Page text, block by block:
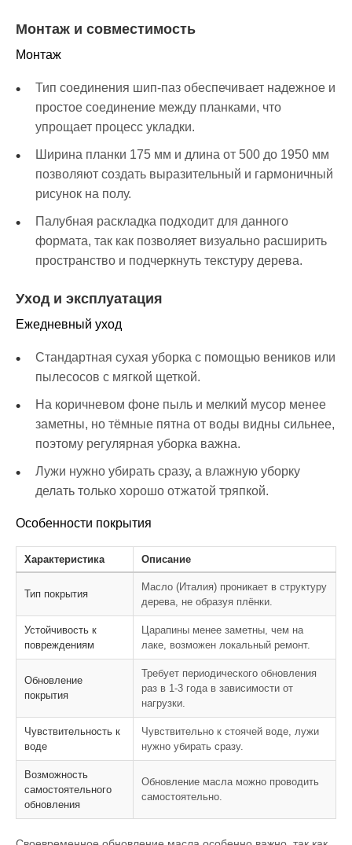
Монтаж и совместимость
Монтаж
Тип соединения шип-паз обеспечивает надежное и
простое соединение между планками, что
упрощает процесс укладки.
Ширина планки 175 мм и длина от 500 до 1950 мм
позволяют создать выразительный и гармоничный
рисунок на полу.
Палубная раскладка подходит для данного
формата, так как позволяет визуально расширить
пространство и подчеркнуть текстуру дерева.
Уход и эксплуатация
Ежедневный уход
Стандартная сухая уборка с помощью веников или
пылесосов с мягкой щеткой.
На коричневом фоне пыль и мелкий мусор менее
заметны, но тёмные пятна от воды видны сильнее,
поэтому регулярная уборка важна.
Лужи нужно убирать сразу, а влажную уборку
делать только хорошо отжатой тряпкой.
Особенности покрытия
Характеристика Описание
Тип покрытия
Масло (Италия) проникает в структуру
дерева, не образуя плёнки.
Устойчивость к
повреждениям
Царапины менее заметны, чем на
лаке, возможен локальный ремонт.
Обновление
покрытия
Требует периодического обновления
раз в 1-3 года в зависимости от
нагрузки.
Чувствительность к
воде
Чувствительно к стоячей воде, лужи
нужно убирать сразу.
Возможность
самостоятельного
обновления
Обновление масла можно проводить
самостоятельно.